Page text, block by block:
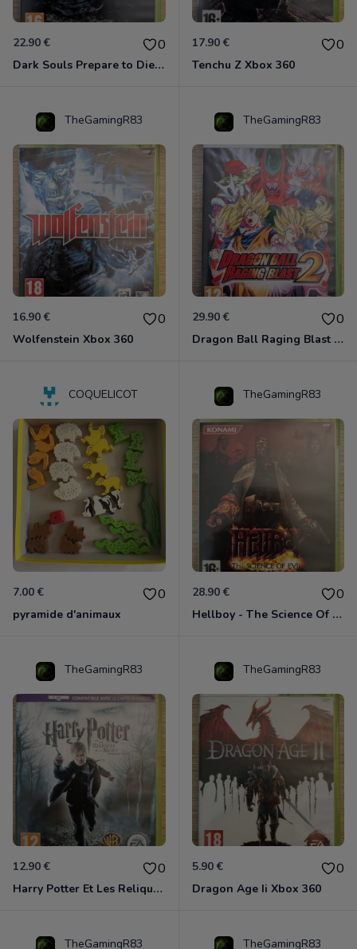
22.90 € 0
Dark Souls Prepare to Die Edition XBOX 360
17.90 € 0
Tenchu Z Xbox 360
TheGamingR83
16.90 € 0
Wolfenstein Xbox 360
TheGamingR83
29.90 € 0
Dragon Ball Raging Blast 2 Xbox 360
COQUELICOT
7.00 € 0
pyramide d'animaux
TheGamingR83
28.90 € 0
Hellboy - The Science Of Evil Xbox 360
TheGamingR83
12.90 € 0
Harry Potter Et Les Reliques De La Mort - 1ère Partie Xbox 360
TheGamingR83
5.90 € 0
Dragon Age Ii Xbox 360
TheGamingR83 TheGamingR83